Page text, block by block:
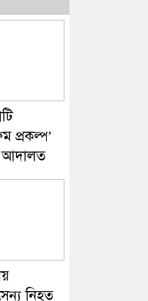
প্রকল্প’
আদালত
নিহত